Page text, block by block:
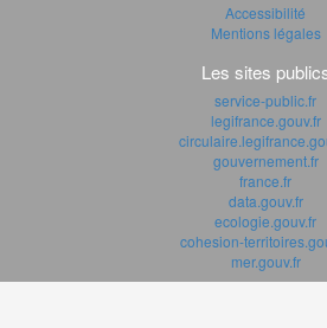
Accessibilité
Mentions légales
Les sites
service-public.fr
legifrance.gouv.fr
gouvernement.fr
france.fr
data.gouv.fr
ecologie.gouv.fr
cohesion-
mer.gouv.fr